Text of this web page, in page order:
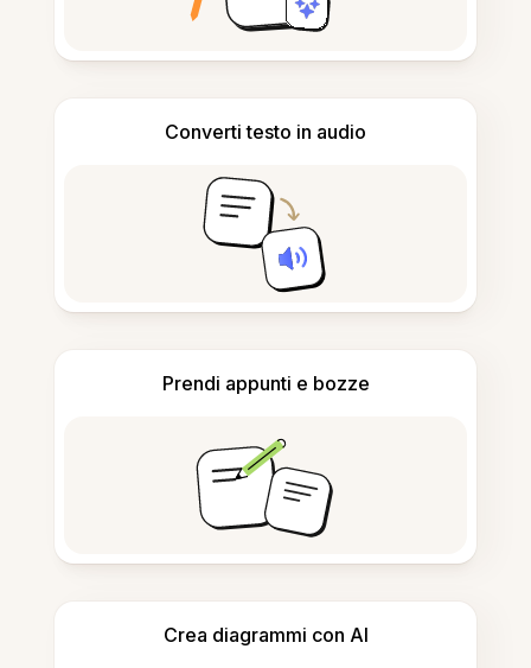
Converti testo in audio
Prendi appunti e bozze
Crea diagrammi con AI